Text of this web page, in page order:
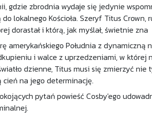
gdzie zbrodnia wydaje się jedynie
lokalnego Kościoła. Szeryf Titus
dorastał i którą, jak myślał, świetnie zna
amerykańskiego Południa z
i walce z uprzedzeniami, w
dzienne, Titus musi się zmierzyć nie
na jego determinację.
pytań powieść Cosby'ego